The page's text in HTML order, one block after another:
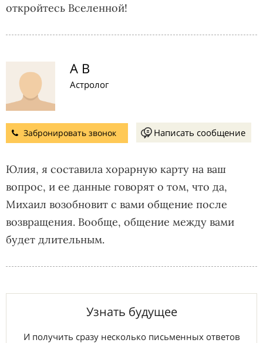
откройтесь Вселенной!
А В
Астролог
Забронировать звонок Написать сообщение
Юлия, я составила хорарную карту на ваш
вопрос, и ее данные говорят о том, что да,
Михаил возобновит с вами общение после
возвращения. Вообще, общение между вами
будет длительным.
Узнать будущее
И получить сразу несколько письменных ответов